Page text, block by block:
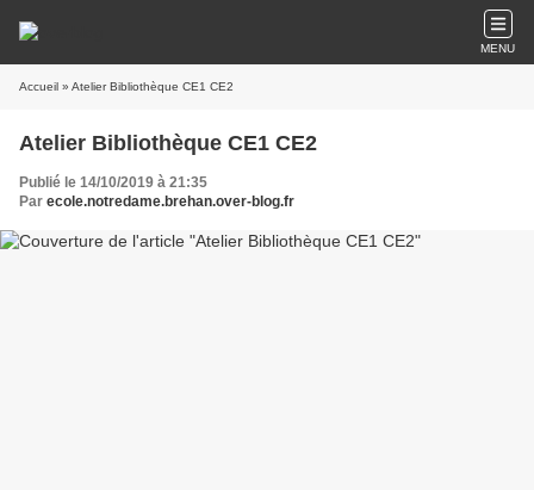
MENU
Accueil » Atelier Bibliothèque CE1 CE2
Atelier Bibliothèque CE1 CE2
Publié le 14/10/2019 à 21:35
Par ecole.notredame.brehan.over-blog.fr